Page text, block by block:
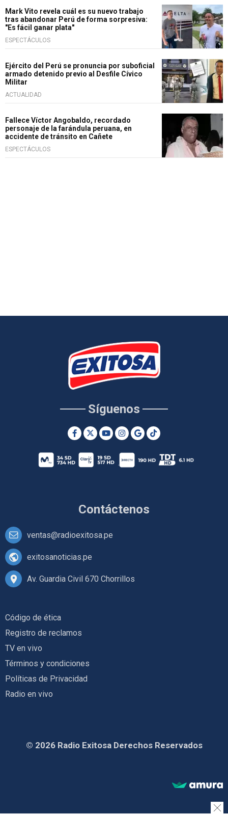
Mark Vito revela cuál es su nuevo trabajo
tras abandonar Perú de forma sorpresiva:
"Es fácil ganar plata"
ESPECTÁCULOS
Ejército del Perú se pronuncia por suboficial
armado detenido previo al Desfile Cívico
Militar
ACTUALIDAD
Fallece Víctor Angobaldo, recordado
personaje de la farándula peruana, en
accidente de tránsito en Cañete
ESPECTÁCULOS
Contáctenos
ventas@radioexitosa.pe
exitosanoticias.pe
Av. Guardia Civil 670 Chorrillos
Síguenos
Código de ética
Registro de reclamos
TV en vivo
Términos y condiciones
Políticas de Privacidad
Radio en vivo
© 2026 Radio Exitosa Derechos Reservados